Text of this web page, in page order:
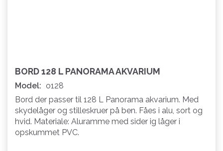
BORD 128 L PANORAMA AKVARIUM
Model: o128
Bord der passer til 128 L Panorama akvarium. Med
skydelåger og stilleskruer på ben. Fåes i alu, sort og
hvid. Materiale: Aluramme med sider ig låger i
opskummet PVC.